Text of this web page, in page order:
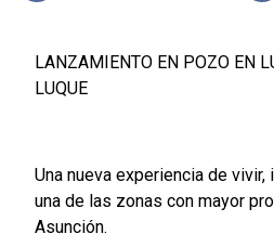
LANZAMIENTO EN POZO EN
LUQUE
Una nueva experiencia de
una de las zonas con mayor
Asunción.